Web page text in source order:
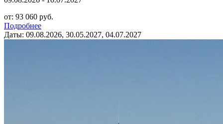
от: 93 060 руб.
Подробнее
Даты: 09.08.2026, 30.05.2027, 04.07.2027